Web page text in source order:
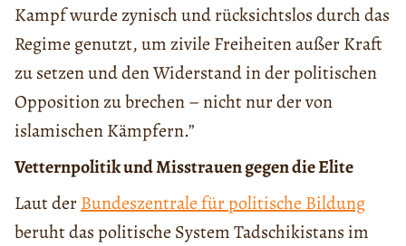
Kampf wurde zynisch und rücksichtslos durch das
Regime genutzt, um zivile Freiheiten außer Kraft
zu setzen und den Widerstand in der politischen
Opposition zu brechen – nicht nur der von
islamischen Kämpfern.”
Vetternpolitik und Misstrauen gegen die Elite
Laut derBundeszentrale für politische Bildung
beruht das politische System Tadschikistans im